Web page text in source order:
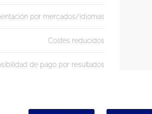
por mercados/idiomas
Costes reducidos
de pago por resultados